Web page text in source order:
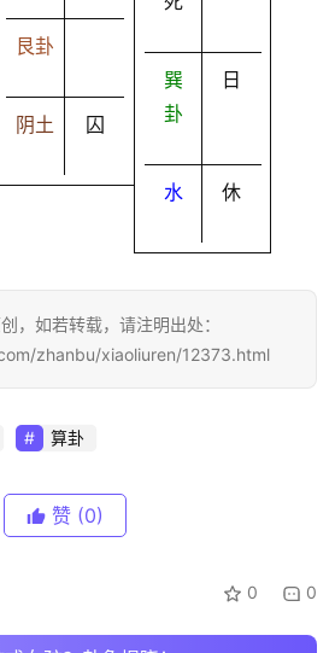
艮卦
阴土 囚
巽
卦
日
水 休
，如若转载，请注明出处：
zhanbu/xiaoliuren/12373.html
算卦
赞 (0)
0 0